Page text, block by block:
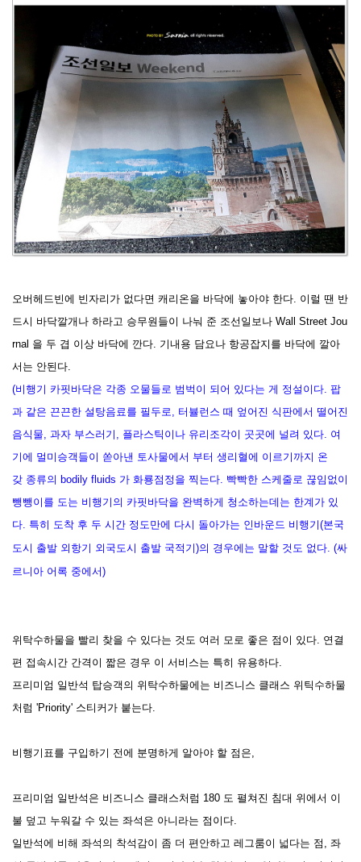
오버헤드빈에 빈자리가 없다면 캐리온을 바닥에 놓아야 한다. 이럴 땐 반
드시 바닥깔개나 하라고 승무원들이 나눠 준 조선일보나 Wall Street Jou
rnal 을 두 겹 이상 바닥에 깐다. 기내용 담요나 항공잡지를 바닥에 깔아
서는 안된다.
(비행기 카핏바닥은 각종 오물들로 범벅이 되어 있다는 게 정설이다. 팝
과 같은 끈끈한 설탕음료를 필두로, 터뷸런스 때 엎어진 식판에서 떨어진
음식물, 과자 부스러기, 플라스틱이나 유리조각이 곳곳에 널려 있다. 여
기에 멀미승객들이 쏟아낸 토사물에서 부터 생리혈에 이르기까지 온
갖 종류의 bodily fluids 가 화룡점정을 찍는다. 빡빡한 스케줄로 끊임없이
뺑뺑이를 도는 비행기의 카핏바닥을 완벽하게 청소하는데는 한계가 있
다. 특히 도착 후 두 시간 정도만에 다시 돌아가는 인바운드 비행기(본국
도시 출발 외항기 외국도시 출발 국적기)의 경우에는 말할 것도 없다. (싸
르니아 어록 중에서)
위탁수하물을 빨리 찾을 수 있다는 것도 여 러 모로 좋은 점이 있다. 연결
편 접속시간 간격이 짧은 경우 이 서비스는 특히 유용하다.
프리미엄 일반석 탑승객의 위탁수하물에는 비즈니스 클래스 위틱수하물
처럼 'Priority' 스티커가 붙는다.
비행기표를 구입하기 전에 분명하게 알아야 할 점은,
프리미엄 일반석은 비즈니스 클래스처럼 180 도 펼쳐진 침대 위에서 이
불 덮고 누워갈 수 있는 좌석은 아니라는 점이다.
일반석에 비해 좌석의 착석감이 좀 더 편안하고 레그룸이 넓다는 점, 좌